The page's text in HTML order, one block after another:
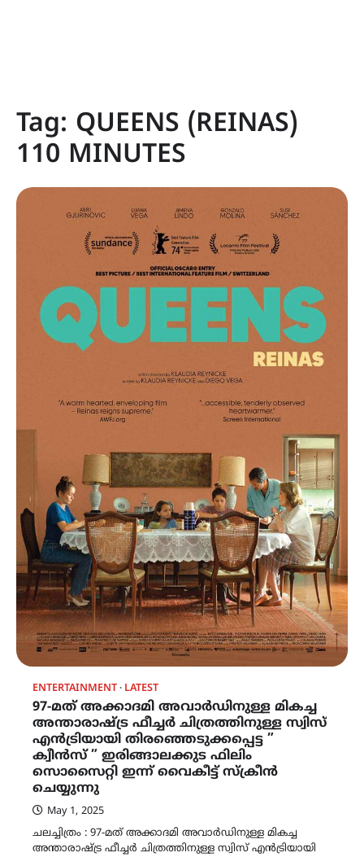
Tag: QUEENS (REINAS)
110 MINUTES
ENTERTAINMENT LATEST
97-മത് അക്കാദമി അവാർഡിനുള്ള മികച്ച
അന്താരാഷ്ട്ര ഫീച്ചർ ചിത്രത്തിനുള്ള സ്വിസ്
എൻട്രിയായി തിരഞ്ഞെടുക്കപ്പെട്ട ”
ക്വീൻസ് ” ഇരിങ്ങാലക്കുട ഫിലിം
സൊസൈറ്റി ഇന്ന് വൈകീട്ട് സ്ക്രീൻ
ചെയ്യുന്നു
May 1, 2025
ചലച്ചിത്രം : 97-മത് അക്കാദമി അവാർഡിനുള്ള മികച്ച
അന്താരാഷ്ട്ര ഫീച്ചർ ചിത്രത്തിനുള്ള സ്വിസ് എൻട്രിയായി